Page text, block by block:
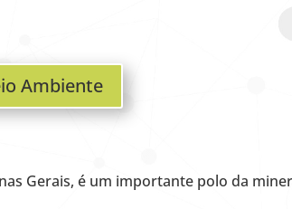
Ambiente
Gerais, é um importante polo da